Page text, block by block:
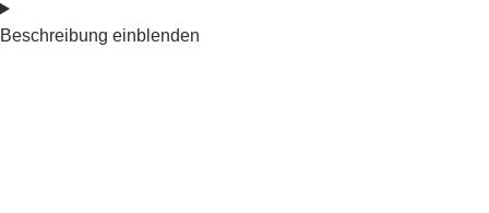
Beschreibung einblenden